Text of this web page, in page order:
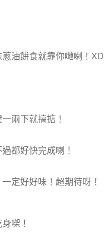
油餅食就靠你哋喇！XD
兩下就搞掂！
都好快完成喇！
定好好味！超期待呀！
㗎！